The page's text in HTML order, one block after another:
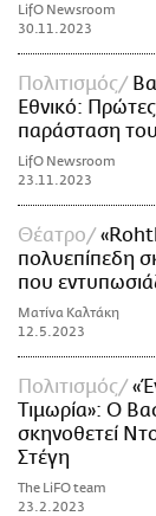
LifO Newsroom
30.11.2023
Πολιτισμός
Εθνικό:
παράσταση
LifO Newsroom
23.11.2023
Θέατρο
πολυεπίπεδη
που
Ματίνα Καλτάκη
12.5.2023
Πολιτισμός
Τιμωρία»: Ο
σκηνοθετεί
Στέγη
The LiFO team
23.2.2023